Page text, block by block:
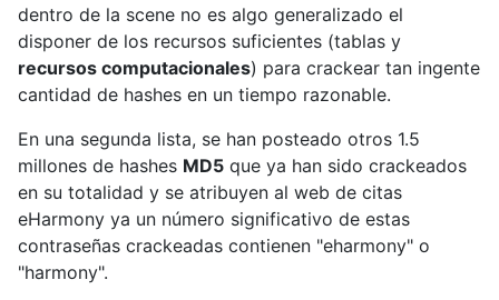
dentro de la scene no es algo generalizado el
disponer de los recursos suficientes (tablas y
recursos computacionales) para crackear tan ingente
cantidad de hashes en un tiempo razonable.
En una segunda lista, se han posteado otros 1.5
millones de hashes MD5 que ya han sido crackeados
en su totalidad y se atribuyen al web de citas
eHarmony ya un número significativo de estas
contraseñas crackeadas contienen "eharmony" o
"harmony".